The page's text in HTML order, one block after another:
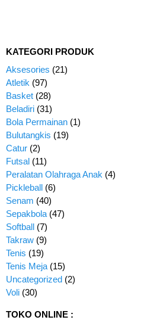
KATEGORI PRODUK
Aksesories (21)
Atletik (97)
Basket (28)
Beladiri (31)
Bola Permainan (1)
Bulutangkis (19)
Catur (2)
Futsal (11)
Peralatan Olahraga Anak (4)
Pickleball (6)
Senam (40)
Sepakbola (47)
Softball (7)
Takraw (9)
Tenis (19)
Tenis Meja (15)
Uncategorized (2)
Voli (30)
TOKO ONLINE :